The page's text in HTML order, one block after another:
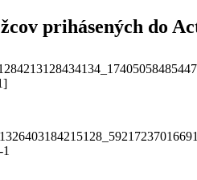
prihásených do